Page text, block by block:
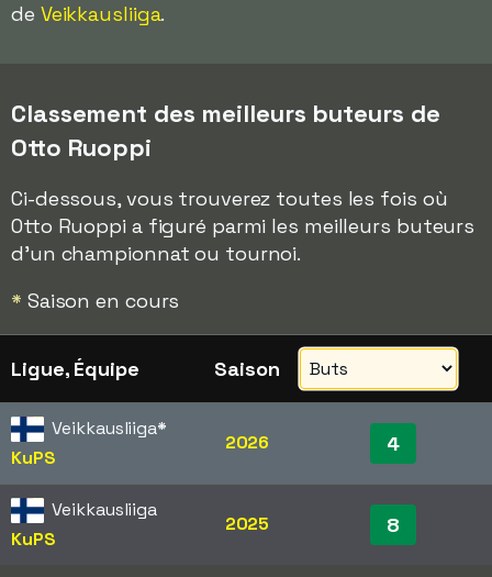
de Veikkausliiga.
Classement des meilleurs buteurs de
Otto Ruoppi
Ci-dessous, vous trouverez toutes les fois où
Otto Ruoppi a figuré parmi les meilleurs buteurs
d'un championnat ou tournoi.
* Saison en cours
Ligue, Équipe Saison
Veikkausliiga*
KuPS
2026 4
Veikkausliiga
KuPS
2025 8